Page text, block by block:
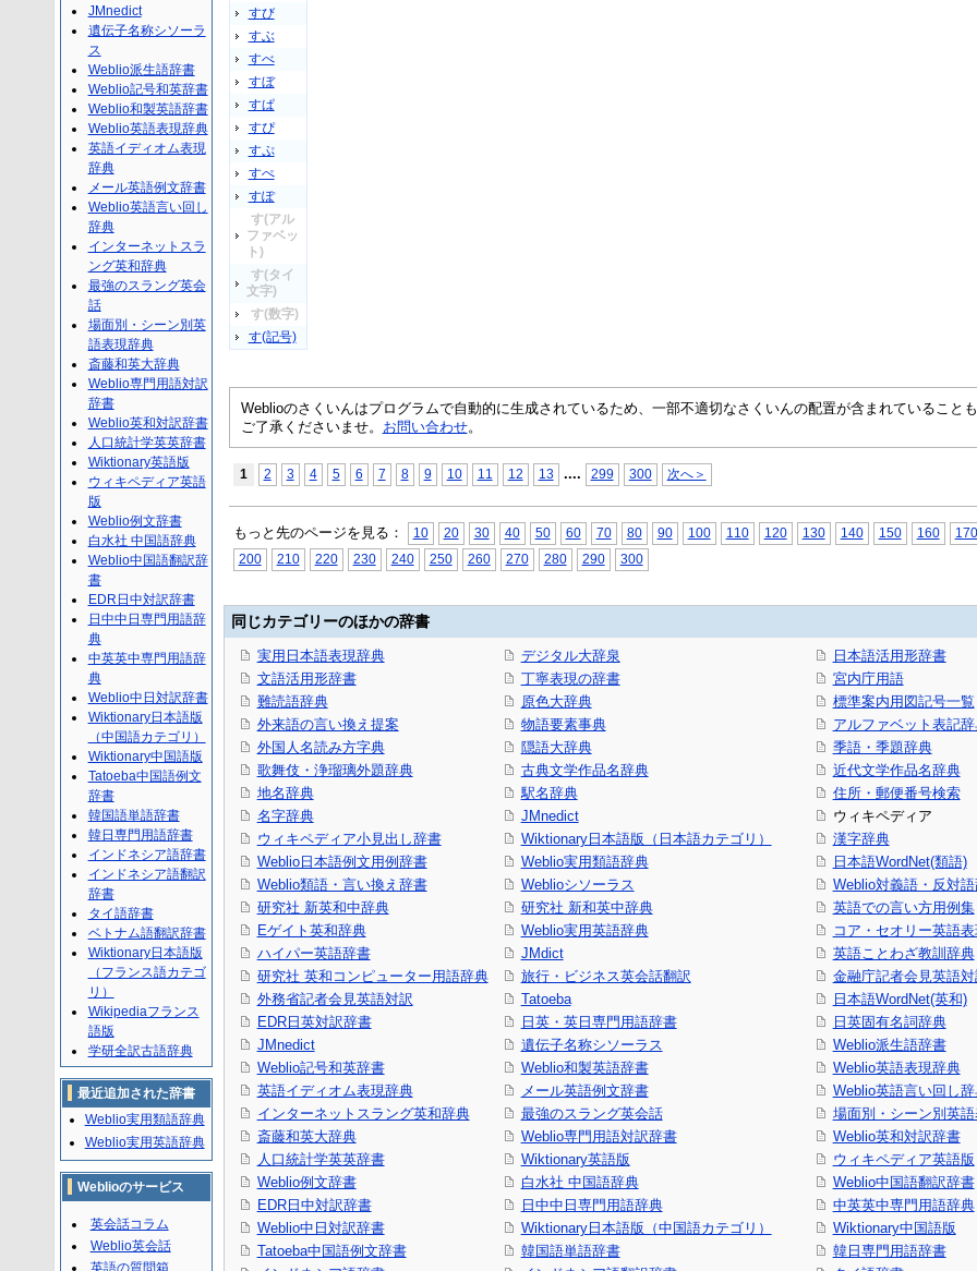
すび
すぶ
すべ
すぼ
すぱ
すぴ
すぷ
すぺ
すぽ
す(アル
ファベッ
ト)
す(タイ
文字)
す(数字)
す(記号)
Weblioのさくいんはプログラムで自動的に生成されているため、一部不適切なさくいんの配置が含まれていること
ご了承くださいませ。 お問い合わせ。
1 2 3 4 5 6 7 8 9 10 11 12 13 .... 299 300 次へ＞
もっと先のページを見る： 10 20 30 40 50 60 70 80 90 100 110 120 130 140 150 160
170
200
210 220 230 240 250 260 270 280 290 300
同じカテゴリーのほかの辞書
実用日本語表現辞典
文語活用形辞書
難読語辞典
外来語の言い換え提案
外国人名読み方字典
歌舞伎・浄瑠璃外題辞典
地名辞典
名字辞典
ウィキペディア小見出し辞書
Weblio日本語例文用例辞書
Weblio類語・言い換え辞書
研究社 新英和中辞典
Eゲイト英和辞典
ハイパー英語辞書
研究社 英和コンピューター用語辞典
外務省記者会見英語対訳
EDR日英対訳辞書
JMnedict
Weblio記号和英辞書
英語イディオム表現辞典
インターネットスラング英和辞典
斎藤和英大辞典
人口統計学英英辞書
Weblio例文辞書
EDR日中対訳辞書
Weblio中日対訳辞書
Tatoeba中国語例文辞書
デジタル大辞泉
丁寧表現の辞書
原色大辞典
物語要素事典
隠語大辞典
古典文学作品名辞典
駅名辞典
JMnedict
Wiktionary日本語版（日本語カテゴリ）
Weblio実用類語辞典
Weblioシソーラス
研究社 新和英中辞典
Weblio実用英語辞典
JMdict
旅行・ビジネス英会話翻訳
Tatoeba
日英・英日専門用語辞書
遺伝子名称シソーラス
Weblio和製英語辞書
メール英語例文辞書
最強のスラング英会話
Weblio専門用語対訳辞書
Wiktionary英語版
白水社 中国語辞典
日中中日専門用語辞典
Wiktionary日本語版（中国語カテゴリ）
韓国語単語辞書
日本語活用形辞書
宮内庁用語
標準案内用図記号一覧
アルファベット表記
季語・季題辞典
近代文学作品名辞典
住所・郵便番号検索
ウィキペディア
漢字辞典
日本語WordNet(類語)
Weblio対義語・反対
英語での言い方用例集
コア・セオリー英語
英語ことわざ教訓辞典
金融庁記者会見英語対
日本語WordNet(英和)
日英固有名詞辞典
Weblio派生語辞書
Weblio英語表現辞典
Weblio英語言い回し
場面別・シーン別英
Weblio英和対訳辞書
ウィキペディア英語版
Weblio中国語翻訳辞書
中英英中専門用語辞典
Wiktionary中国語版
韓日専門用語辞書
JMnedict
遺伝子名称シソーラ
ス
Weblio派生語辞書
Weblio記号和英辞書
Weblio和製英語辞書
Weblio英語表現辞典
英語イディオム表現
辞典
メール英語例文辞書
Weblio英語言い回し
辞典
インターネットスラ
ング英和辞典
最強のスラング英会
話
場面別・シーン別英
語表現辞典
斎藤和英大辞典
Weblio専門用語対訳
辞書
Weblio英和対訳辞書
人口統計学英英辞書
Wiktionary英語版
ウィキペディア英語
版
Weblio例文辞書
白水社 中国語辞典
Weblio中国語翻訳辞
書
EDR日中対訳辞書
日中中日専門用語辞
典
中英英中専門用語辞
典
Weblio中日対訳辞書
Wiktionary日本語版
（中国語カテゴリ）
Wiktionary中国語版
Tatoeba中国語例文
辞書
韓国語単語辞書
韓日専門用語辞書
インドネシア語辞書
インドネシア語翻訳
辞書
タイ語辞書
ベトナム語翻訳辞書
Wiktionary日本語版
（フランス語カテゴ
リ）
Wikipediaフランス
語版
学研全訳古語辞典
最近追加された辞書
Weblio実用類語辞典
Weblio実用英語辞典
Weblioのサービス
英会話コラム
Weblio英会話
英語の質問箱